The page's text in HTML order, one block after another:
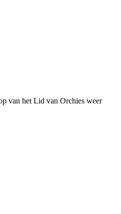
van het Lid van Orchies weer